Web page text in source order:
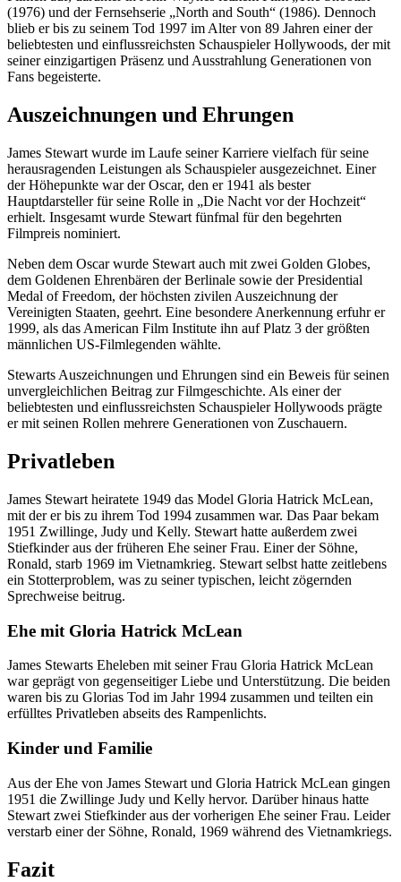
(1976) und der Fernsehserie „North and South“ (1986). Dennoch
blieb er bis zu seinem Tod 1997 im Alter von 89 Jahren einer der
beliebtesten und einflussreichsten Schauspieler Hollywoods, der mit
seiner einzigartigen Präsenz und Ausstrahlung Generationen von
Fans begeisterte.
Auszeichnungen und Ehrungen
James Stewart wurde im Laufe seiner Karriere vielfach für seine
herausragenden Leistungen als Schauspieler ausgezeichnet. Einer
der Höhepunkte war der Oscar, den er 1941 als bester
Hauptdarsteller für seine Rolle in „Die Nacht vor der Hochzeit“
erhielt. Insgesamt wurde Stewart fünfmal für den begehrten
Filmpreis nominiert.
Neben dem Oscar wurde Stewart auch mit zwei Golden Globes,
dem Goldenen Ehrenbären der Berlinale sowie der Presidential
Medal of Freedom, der höchsten zivilen Auszeichnung der
Vereinigten Staaten, geehrt. Eine besondere Anerkennung erfuhr er
1999, als das American Film Institute ihn auf Platz 3 der größten
männlichen US-Filmlegenden wählte.
Stewarts Auszeichnungen und Ehrungen sind ein Beweis für seinen
unvergleichlichen Beitrag zur Filmgeschichte. Als einer der
beliebtesten und einflussreichsten Schauspieler Hollywoods prägte
er mit seinen Rollen mehrere Generationen von Zuschauern.
Privatleben
James Stewart heiratete 1949 das Model Gloria Hatrick McLean,
mit der er bis zu ihrem Tod 1994 zusammen war. Das Paar bekam
1951 Zwillinge, Judy und Kelly. Stewart hatte außerdem zwei
Stiefkinder aus der früheren Ehe seiner Frau. Einer der Söhne,
Ronald, starb 1969 im Vietnamkrieg. Stewart selbst hatte zeitlebens
ein Stotterproblem, was zu seiner typischen, leicht zögernden
Sprechweise beitrug.
Ehe mit Gloria Hatrick McLean
James Stewarts Eheleben mit seiner Frau Gloria Hatrick McLean
war geprägt von gegenseitiger Liebe und Unterstützung. Die beiden
waren bis zu Glorias Tod im Jahr 1994 zusammen und teilten ein
erfülltes Privatleben abseits des Rampenlichts.
Kinder und Familie
Aus der Ehe von James Stewart und Gloria Hatrick McLean gingen
1951 die Zwillinge Judy und Kelly hervor. Darüber hinaus hatte
Stewart zwei Stiefkinder aus der vorherigen Ehe seiner Frau. Leider
verstarb einer der Söhne, Ronald, 1969 während des Vietnamkriegs.
Fazit